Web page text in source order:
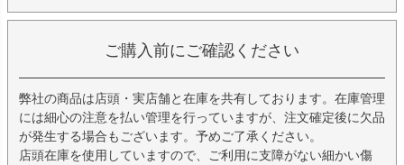
ご購入前にご確認ください
弊社の商品は店頭・実店舗と在庫を共有しております。在庫管理
には細心の注意を払い管理を行っていますが、注文確定後に欠品
が発生する場合もございます。予めご了承ください。
店頭在庫を使用していますので、ご利用に支障がない細かい傷